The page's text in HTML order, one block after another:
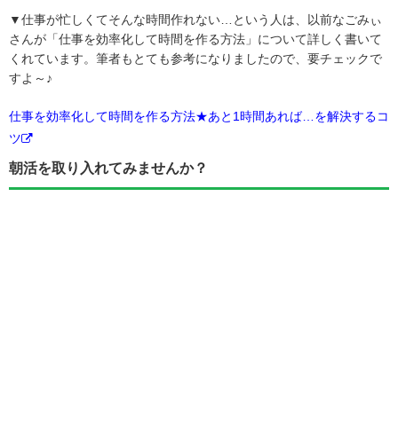
▼仕事が忙しくてそんな時間作れない…という人は、以前なごみぃ
さんが「仕事を効率化して時間を作る方法」について詳しく書いて
くれています。筆者もとても参考になりましたので、要チェックで
すよ～♪
仕事を効率化して時間を作る方法★あと1時間あれば…を解決するコ
ツ
朝活を取り入れてみませんか？